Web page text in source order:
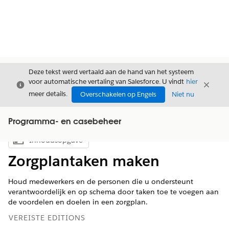
Sluiten
Deze tekst werd vertaald aan de hand van het systeem
voor automatische vertaling van Salesforce. U vindt hier
meer details.
Overschakelen op Engels Niet nu
Sluiten
Programma- en casebeheer
Inhoudsopgave weergeven
Inhoudsopgave
Zorgplantaken maken
Houd medewerkers en de personen die u ondersteunt
verantwoordelijk en op schema door taken toe te voegen aan
de voordelen en doelen in een zorgplan.
VEREISTE EDITIONS